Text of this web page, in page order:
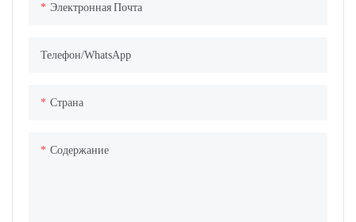
Электронная Почта
Телефон/WhatsApp
Страна
Содержание